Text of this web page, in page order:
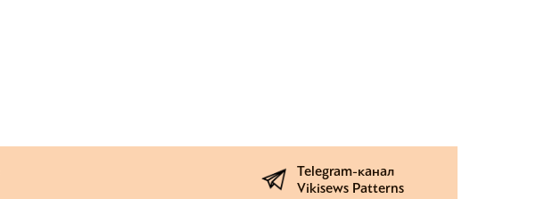
Telegram-канал
Vikisews Patterns